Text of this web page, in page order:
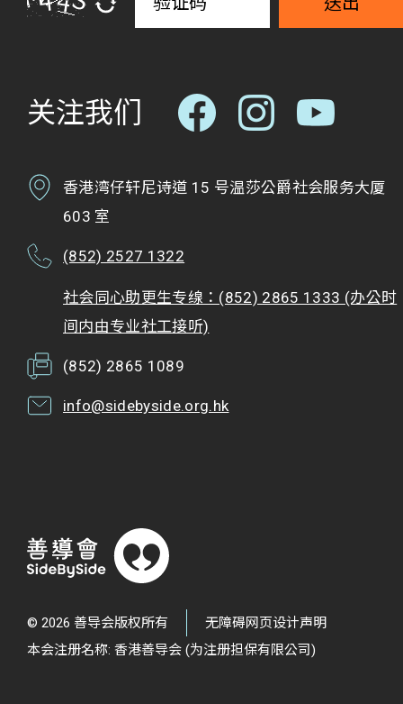
关注我们
香港湾仔轩尼诗道 15 号温莎公爵社会服务大厦
603 室
(852) 2527 1322
社会同心助更生专缐：(852) 2865 1333 (办公时
间内由专业社工接听)
(852) 2865 1089
info@sidebyside.org.hk
© 2026 善导会版权所有
无障碍网页设计声明
本会注册名称: 香港善导会 (为注册担保有限公司)